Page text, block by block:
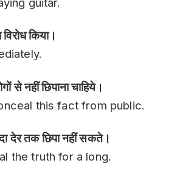
किया।
से नहीं छिपाना चाहिये।
this fact from public.
देर तक छिपा नहीं सकते।
the truth for a long.